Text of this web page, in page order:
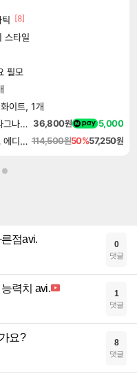
[8]
스타일
필모
이트, 1개
그랑블루 판타지 리링크 엔드리스 라그나로크 업그레이드 킷 Granblue Fantasy Relink Endless Ragnarok Upgrade Kit DLC 36,800원 5,000
하늘의 궤적 the 1st 디지털 디럭스 에디션 Sora no Kiseki the 1st Digital Deluxe Edition 114,500원50%57,250원
점avi. 0
댓글
력치 avi. 1
댓글
요? 8
댓글